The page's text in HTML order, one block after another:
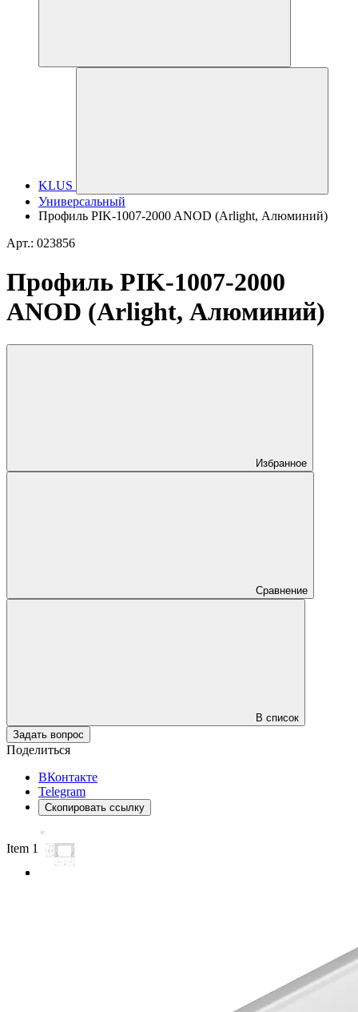
KLUS
Универсальный
Профиль PIK-1007-2000 ANOD (Arlight, Алюминий)
Арт.: 023856
Профиль PIK-1007-2000
ANOD (Arlight, Алюминий)
Избранное
Сравнение
В список
Задать вопрос
Поделиться
ВКонтакте
Telegram
Скопировать ссылку
Item 1 of 3